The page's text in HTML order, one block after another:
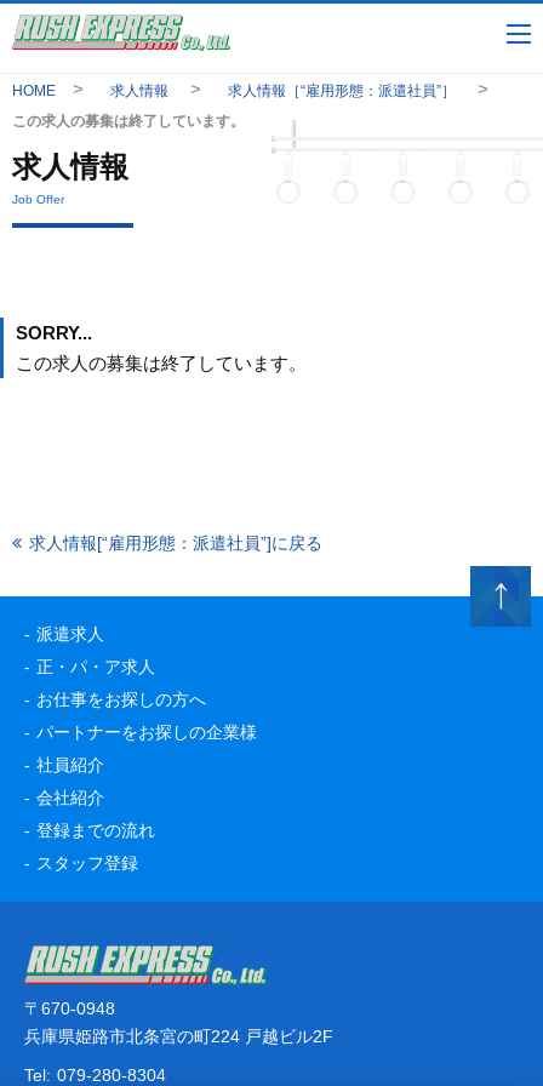
HOME 求人情報
求人情報［“雇用形態：派遣社員”］
この求人の募集は終了しています。
求人情報
Job Offer
SORRY...
この求人の募集は終了しています。
求人情報[“雇用形態：派遣社員”]に戻る
派遣求人
正・パ・ア求人
お仕事をお探しの方へ
パートナーをお探しの企業様
社員紹介
会社紹介
登録までの流れ
スタッフ登録
〒670-0948
兵庫県姫路市北条宮の町224 戸越ビル2F
Tel: 079-280-8304